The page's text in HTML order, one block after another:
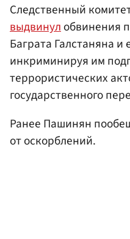
Следственный
выдвинулобвинения
Баграта Галстаняна и
инкриминируя им
террористических
государственного
Ранее Пашинян
от оскорблений.